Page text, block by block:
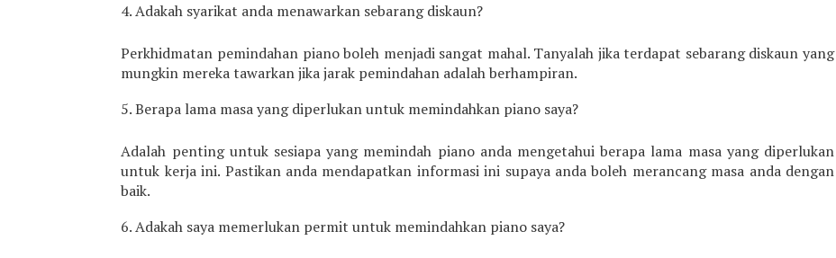
Adakah syarikat anda menawarkan sebarang diskaun?
Perkhidmatan pemindahan piano boleh menjadi sangat mahal. Tanyalah jika terdapat sebarang diskaun yang
mungkin mereka tawarkan jika jarak pemindahan adalah berhampiran.
Berapa lama masa yang diperlukan untuk memindahkan piano saya?
Adalah penting untuk sesiapa yang memindah piano anda mengetahui berapa lama masa yang diperlukan
untuk kerja ini. Pastikan anda mendapatkan informasi ini supaya anda boleh merancang masa anda dengan
baik.
Adakah saya memerlukan permit untuk memindahkan piano saya?